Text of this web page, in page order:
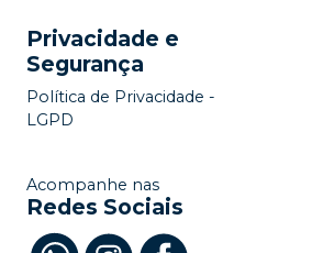
Privacidade e
Segurança
Política de Privacidade -
LGPD
Acompanhe nas
Redes Sociais